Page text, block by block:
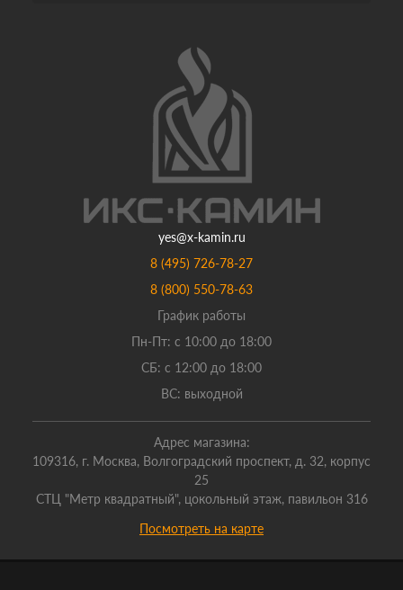
yes@x-kamin.ru
8 (495) 726-78-27
8 (800) 550-78-63
График работы
Пн-Пт: с 10:00 до 18:00
СБ: с 12:00 до 18:00
ВС: выходной
Адрес магазина:
109316, г. Москва, Волгоградский проспект, д. 32, корпус
25
СТЦ "Метр квадратный", цокольный этаж, павильон 316
Посмотреть на карте